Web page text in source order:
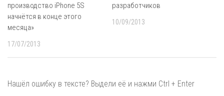
производство iPhone 5S
начнётся в конце этого
месяца»
17/07/2013
разработчиков
10/09/2013
Нашёл ошибку в тексте? Выдели её и нажми Ctrl + Enter